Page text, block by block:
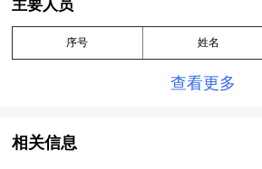
主要人员
序号 姓名
查看更多
相关信息